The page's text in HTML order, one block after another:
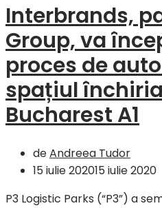
Interbrands,
Group, va
proces de
spațiul
Bucharest A1
deAndreea Tudor
15 iulie 202015 iulie 2020
P3 Logistic Parks (“P3”) a